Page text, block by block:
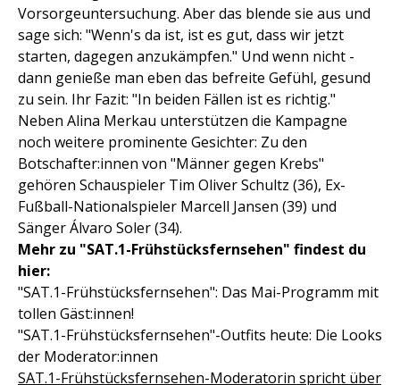
Vorsorgeuntersuchung. Aber das blende sie aus und
sage sich: "Wenn's da ist, ist es gut, dass wir jetzt
starten, dagegen anzukämpfen." Und wenn nicht -
dann genieße man eben das befreite Gefühl, gesund
zu sein. Ihr Fazit: "In beiden Fällen ist es richtig."
Neben Alina Merkau unterstützen die Kampagne
noch weitere prominente Gesichter: Zu den
Botschafter:innen von "Männer gegen Krebs"
gehören Schauspieler Tim Oliver Schultz (36), Ex-
Fußball-Nationalspieler Marcell Jansen (39) und
Sänger Álvaro Soler (34).
Mehr zu "SAT.1-Frühstücksfernsehen" findest du
hier:
"SAT.1-Frühstücksfernsehen": Das Mai-Programm mit
tollen Gäst:innen!
"SAT.1-Frühstücksfernsehen"-Outfits heute: Die Looks
der Moderator:innen
SAT.1-Frühstücksfernsehen-Moderatorin spricht über